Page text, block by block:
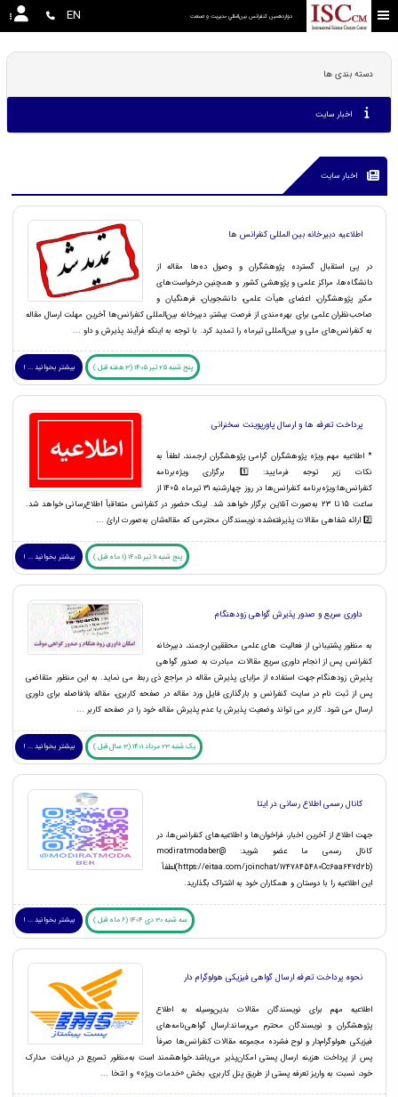
دوازدهمین كنفرانس بين‌المللي مديريت و صنعت EN
دسته بندی ها
اخبار سایت
اخبار سایت
اطلاعیه دبیرخانه بین المللی کنفرانس ها
در پی استقبال گسترده پژوهشگران و وصول ده‌ها مقاله از
دانشگاه‌ها، مراکز علمی و پژوهشی کشور و همچنین درخواست‌های
مکرر پژوهشگران، اعضای هیأت علمی، دانشجویان، فرهنگیان و
صاحب‌نظران علمی برای بهره‌مندی از فرصت بیشتر، دبیرخانه بین‌المللی کنفرانس‌ها آخرین مهلت ارسال مقاله
به کنفرانس‌های ملی و بین‌المللی تیرماه را تمدید کرد. با توجه به اینکه فرآیند پذیرش و داو ...
پنج شنبه 25 تیر 1405 (3 هفته قبل ) بیشتر بخوانید ... !
پرداخت تعرفه ها و ارسال پاورپوینت سخنرانی
* اطلاعیه مهم ویژه پژوهشگران گرامی پژوهشگران ارجمند، لطفاً به
نکات زیر توجه فرمایید: 1️⃣ برگزاری ویژه‌برنامه
کنفرانس‌ها:ویژه‌برنامه کنفرانس‌ها در روز چهارشنبه 31 تیرماه 1405 از
ساعت 15 تا 23 به‌صورت آنلاین برگزار خواهد شد. لینک حضور در کنفرانس متعاقباً اطلاع‌رسانی خواهد شد.
2️⃣ ارائه شفاهی مقالات پذیرفته‌شده:نویسندگان محترمی که مقاله‌شان به‌صورت ارائ ...
پنج شنبه 11 تیر 1405 (1 ماه قبل ) بیشتر بخوانید ... !
داوری سریع و صدور پذیرش گواهی زودهنگام
به منظور پشتیبانی از فعالیت های علمی محققین ارجمند، دبیرخانه
کنفرانس پس از انجام داوری سریع مقالات، مبادرت به صدور گواهی
پذیرش زودهنگام جهت استفاده از مزایای پذیرش مقاله در مراجع ذی ربط می نماید. به این منظور متقاضی
پس از ثبت نام در سایت کنفرانس و بارگذاری فایل ورد مقاله در صفحه کاربری، مقاله بلافاصله برای داوری
ارسال می شود. کاربر می تواند وضعیت پذیرش یا عدم پذیرش مقاله خود را در صفحه کاربر ...
یک شنبه 23 مرداد 1401 (3 سال قبل ) بیشتر بخوانید ... !
کانال رسمی اطلاع رسانی در ایتا
جهت اطلاع از آخرین اخبار، فراخوان‌ها و اطلاعیه‌های کنفرانس‌ها، در
کانال رسمی ما عضو شوید: modiratmodaber@
(https://eitaa.com/joinchat/1747845480Cc6aa647d2b)لطفاً
این اطلاعیه را با دوستان و همکاران خود به اشتراک بگذارید.
سه شنبه 30 دی 1404 (6 ماه قبل ) بیشتر بخوانید ... !
نحوه پرداخت تعرفه ارسال گواهی فیزیکی هولوگرام دار
اطلاعیه مهم برای نویسندگان مقالات بدین‌وسیله به اطلاع
پژوهشگران و نویسندگان محترم می‌رساند:ارسال گواهی‌نامه‌های
فیزیکی هولوگرام‌دار و لوح فشرده مجموعه مقالات کنفرانس‌ها صرفاً
پس از پرداخت هزینه ارسال پستی امکان‌پذیر می‌باشد.خواهشمند است به‌منظور تسریع در دریافت مدارک
خود، نسبت به واریز تعرفه پستی از طریق پنل کاربری، بخش «خدمات ویژه» و انتخا ...